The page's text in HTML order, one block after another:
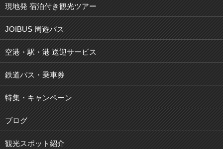
現地発 宿泊付き観光ツアー
JOIBUS 周遊バス
空港・駅・港 送迎サービス
鉄道パス・乗車券
特集・キャンペーン
ブログ
観光スポット紹介